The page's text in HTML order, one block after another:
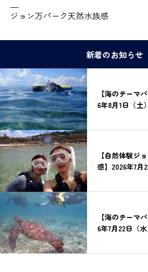
—
ジョン万パーク天然水族感
新着のお知らせ
【海のテーマ
6年8月1日（土）
【自然体験ジ
感】2026年7月
【海のテーマ
6年7月22日（水